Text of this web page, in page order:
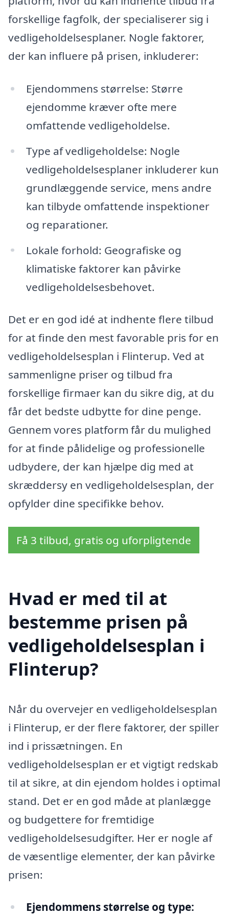
forskellige fagfolk, der specialiserer sig i
vedligeholdelsesplaner. Nogle faktorer,
der kan influere på prisen, inkluderer:
Ejendommens størrelse: Større
ejendomme kræver ofte mere
omfattende vedligeholdelse.
Type af vedligeholdelse: Nogle
vedligeholdelsesplaner inkluderer kun
grundlæggende service, mens andre
kan tilbyde omfattende inspektioner
og reparationer.
Lokale forhold: Geografiske og
klimatiske faktorer kan påvirke
vedligeholdelsesbehovet.
Det er en god idé at indhente flere tilbud
for at finde den mest favorable pris for en
vedligeholdelsesplan i Flinterup. Ved at
sammenligne priser og tilbud fra
forskellige firmaer kan du sikre dig, at du
får det bedste udbytte for dine penge.
Gennem vores platform får du mulighed
for at finde pålidelige og professionelle
udbydere, der kan hjælpe dig med at
skræddersy en vedligeholdelsesplan, der
opfylder dine specifikke behov.
Få 3 tilbud, gratis og uforpligtende
Hvad er med til at
bestemme prisen på
vedligeholdelsesplan i
Flinterup?
Når du overvejer en vedligeholdelsesplan
i Flinterup, er der flere faktorer, der spiller
ind i prissætningen. En
vedligeholdelsesplan er et vigtigt redskab
til at sikre, at din ejendom holdes i optimal
stand. Det er en god måde at planlægge
og budgettere for fremtidige
vedligeholdelsesudgifter. Her er nogle af
de væsentlige elementer, der kan påvirke
prisen:
Ejendommens størrelse og type: